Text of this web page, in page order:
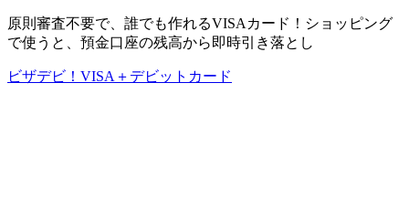
原則審査不要で、誰でも作れるVISAカード！ショッピング
で使うと、預金口座の残高から即時引き落とし
ビザデビ！VISA＋デビットカード